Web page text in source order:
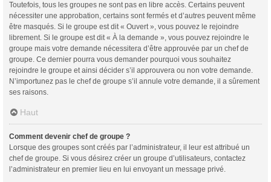
Toutefois, tous les groupes ne sont pas en libre accès. Certains peuvent
nécessiter une approbation, certains sont fermés et d’autres peuvent même
être masqués. Si le groupe est dit « Ouvert », vous pouvez le rejoindre
librement. Si le groupe est dit « À la demande », vous pouvez rejoindre le
groupe mais votre demande nécessitera d’être approuvée par un chef de
groupe. Ce dernier pourra vous demander pourquoi vous souhaitez
rejoindre le groupe et ainsi décider s’il approuvera ou non votre demande.
N’importunez pas le chef de groupe s’il annule votre demande, il a sûrement
ses raisons.
Haut
Comment devenir chef de groupe ?
Lorsque des groupes sont créés par l’administrateur, il leur est attribué un
chef de groupe. Si vous désirez créer un groupe d’utilisateurs, contactez
l’administrateur en premier lieu en lui envoyant un message privé.